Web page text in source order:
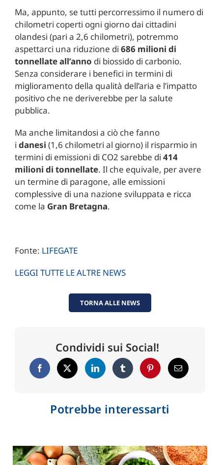
Ma, appunto, se tutti percorressimo il numero di
chilometri coperti ogni giorno dai cittadini
olandesi (pari a 2,6 chilometri), potremmo
aspettarci una riduzione di 686 milioni di
tonnellate all’anno di biossido di carbonio.
Senza considerare i benefici in termini di
miglioramento della qualità dell’aria e l’impatto
positivo che ne deriverebbe per la salute
pubblica.
Ma anche limitandosi a ciò che fanno
i danesi (1,6 chilometri al giorno) il risparmio in
termini di emissioni di CO2 sarebbe di 414
milioni di tonnellate. Il che equivale, per avere
un termine di paragone, alle emissioni
complessive di una nazione sviluppata e ricca
come la Gran Bretagna.
Fonte: LIFEGATE
LEGGI TUTTE LE ALTRE NEWS
TORNA ALLE NEWS
Condividi sui Social!
Potrebbe interessarti